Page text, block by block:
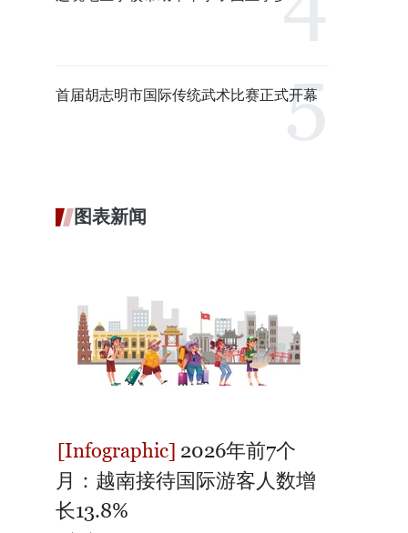
首届胡志明市国际传统武术比赛正式开幕
图表新闻
2026年前7个
月：越南接待国际游客人数增
长13.8%